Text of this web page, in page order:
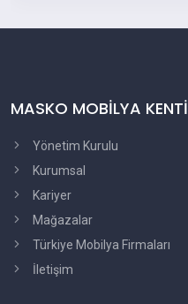
MASKO MOBİLYA KENTİ
Yönetim Kurulu
Kurumsal
Kariyer
Mağazalar
Türkiye Mobilya Firmaları
İletişim